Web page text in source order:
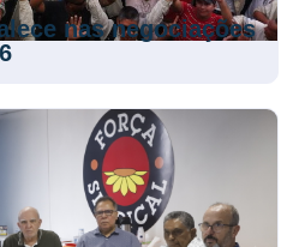
nas negociações